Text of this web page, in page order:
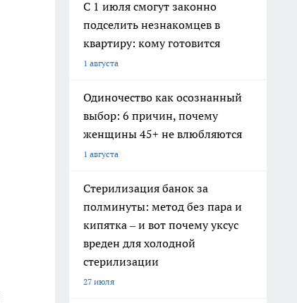
С 1 июля смогут законно
подселить незнакомцев в
квартиру: кому готовится
1 августа
Одиночество как осознанный
выбор: 6 причин, почему
женщины 45+ не влюбляются
1 августа
Стерилизация банок за
полминуты: метод без пара и
кипятка – и вот почему уксус
вреден для холодной
стерилизации
27 июля